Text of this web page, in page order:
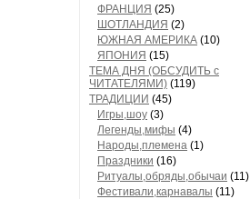
ФРАНЦИЯ (25)
ШОТЛАНДИЯ (2)
ЮЖНАЯ АМЕРИКА (10)
ЯПОНИЯ (15)
ТЕМА ДНЯ (ОБСУДИТЬ с
ЧИТАТЕЛЯМИ) (119)
ТРАДИЦИИ (45)
Игры,шоу (3)
Легенды,мифы (4)
Народы,племена (1)
Праздники (16)
Ритуалы,обряды,обычаи (11)
Фестивали,карнавалы (11)